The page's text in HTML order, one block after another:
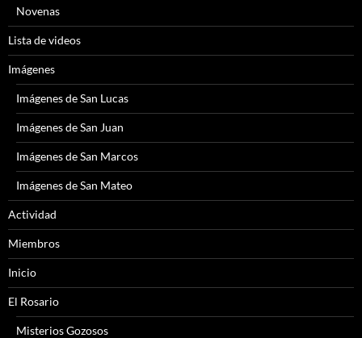
Novenas
Lista de videos
Imágenes
Imágenes de San Lucas
Imágenes de San Juan
Imágenes de San Marcos
Imágenes de San Mateo
Actividad
Miembros
Inicio
El Rosario
Misterios Gozosos